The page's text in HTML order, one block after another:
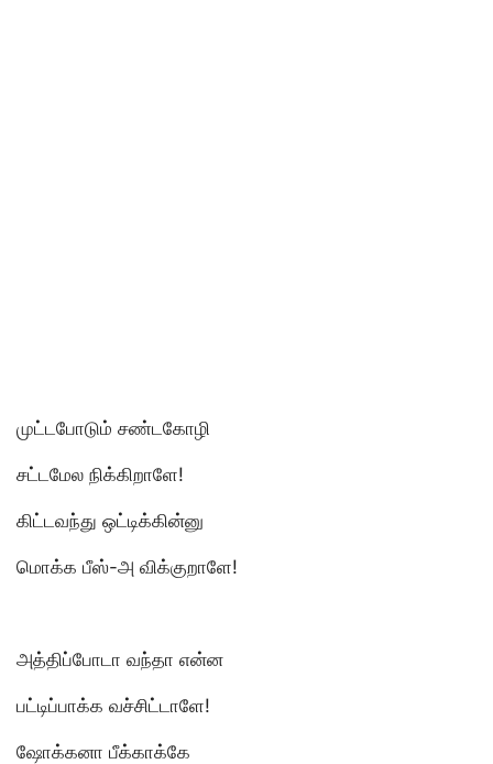
முட்டபோடும் சண்டகோழி
சட்டமேல நிக்கிறாளே!
கிட்டவந்து ஒட்டிக்கின்னு
மொக்க பீஸ்-அ விக்குறாளே!
அத்திப்போடா வந்தா என்ன
பட்டிப்பாக்க வச்சிட்டாளே!
ஷோக்கனா பீக்காக்கே